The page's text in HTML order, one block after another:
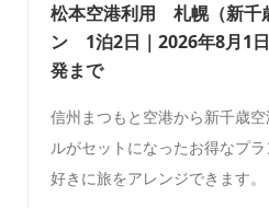
松本空港利用 札幌（新千
ン 1泊2日｜2026年8月1
発まで
信州まつもと空港から新千歳
ルがセットになったお得なプ
好きに旅をアレンジできます。